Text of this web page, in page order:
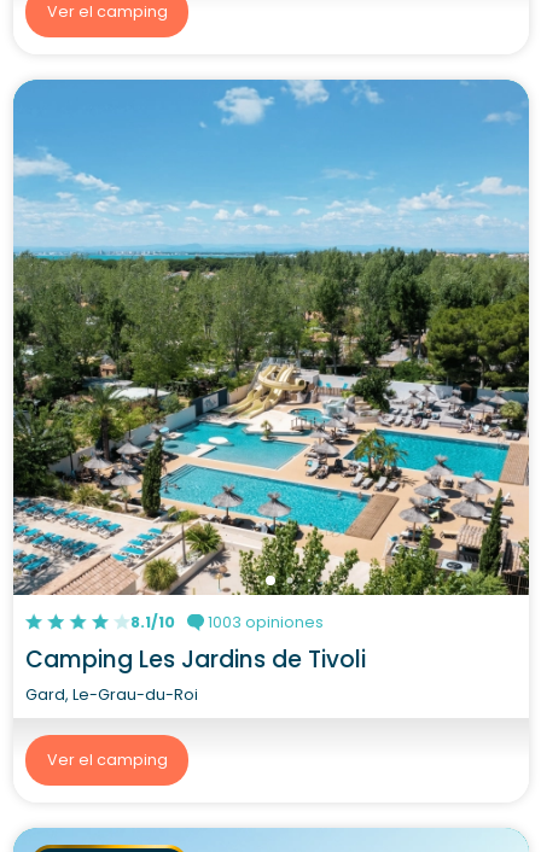
Ver el camping
8.1/10 1003 opiniones
Camping Les Jardins de Tivoli
Gard, Le-Grau-du-Roi
Ver el camping